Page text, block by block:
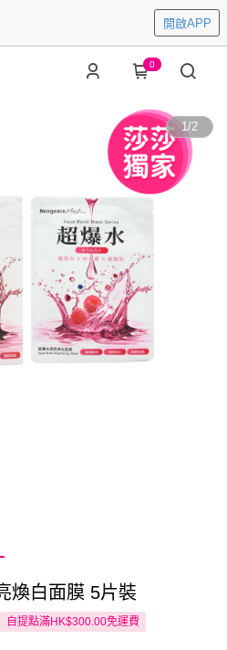
開啟APP
0
1/2
煥白面膜 5片裝
自提點滿HK$300.00免運費